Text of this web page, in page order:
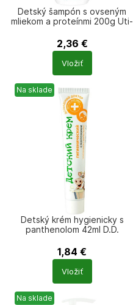
Detský šampón s ovseným
mliekom a proteínmi 200g Uti-
2,36 €
Počet
produktů
Vložiť
Na sklade
Detský krém hygienicky s
panthenolom 42ml D.D.
1,84 €
Počet
produktů
Vložiť
Na sklade